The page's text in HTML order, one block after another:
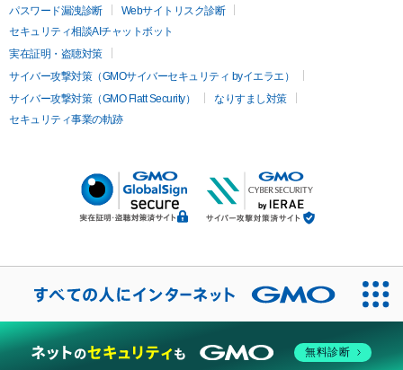
パスワード漏洩診断
Webサイトリスク診断
セキュリティ相談AIチャットボット
実在証明・盗聴対策
サイバー攻撃対策（GMOサイバーセキュリティ byイエラエ）
サイバー攻撃対策（GMO Flatt Security）
なりすまし対策
セキュリティ事業の軌跡
無料診断